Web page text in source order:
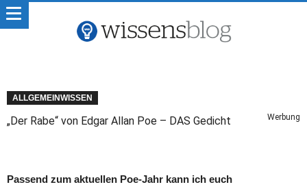
ALLGEMEINWISSEN
„Der Rabe“ von Edgar Allan Poe – DAS Gedicht Werbung
Passend zum aktuellen Poe-Jahr kann ich euch